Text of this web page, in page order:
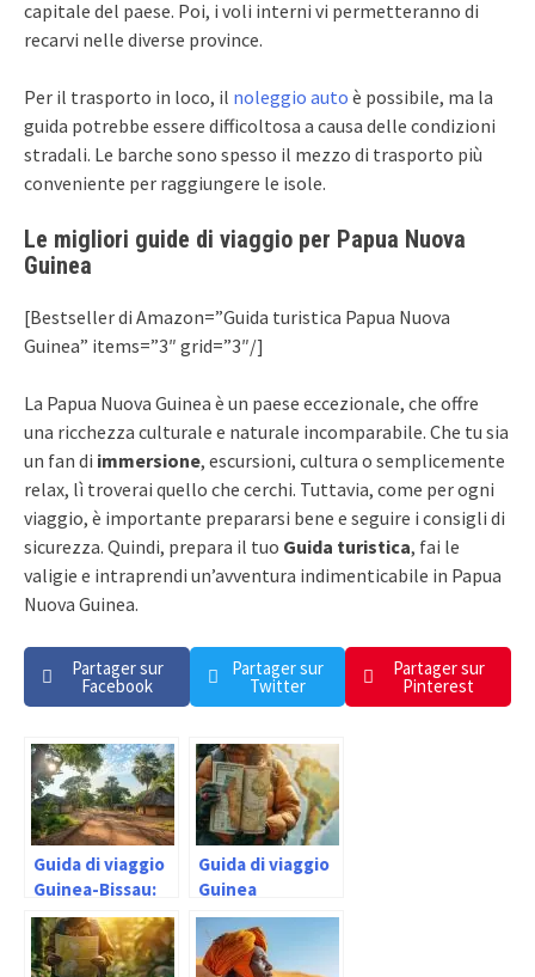
capitale del paese. Poi, i voli interni vi permetteranno di
recarvi nelle diverse province.
Per il trasporto in loco, il noleggio auto è possibile, ma la
guida potrebbe essere difficoltosa a causa delle condizioni
stradali. Le barche sono spesso il mezzo di trasporto più
conveniente per raggiungere le isole.
Le migliori guide di viaggio per Papua Nuova
Guinea
[Bestseller di Amazon=”Guida turistica Papua Nuova
Guinea” items=”3″ grid=”3″/]
La Papua Nuova Guinea è un paese eccezionale, che offre
una ricchezza culturale e naturale incomparabile. Che tu sia
un fan di immersione, escursioni, cultura o semplicemente
relax, lì troverai quello che cerchi. Tuttavia, come per ogni
viaggio, è importante prepararsi bene e seguire i consigli di
sicurezza. Quindi, prepara il tuo Guida turistica, fai le
valigie e intraprendi un’avventura indimenticabile in Papua
Nuova Guinea.
Partager sur
Facebook
Partager sur
Twitter
Partager sur
Pinterest
Guida di viaggio
Guinea-Bissau:
informazioni
utili
Guida di viaggio
Guinea
Equatoriale:
informazioni
utili